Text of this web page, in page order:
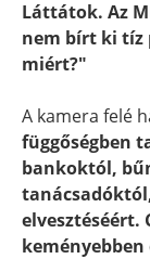
Láttátok. Az
nem bírt ki tíz
miért?"
A kamera felé
függőségben
bankoktól,
elvesztéséért.